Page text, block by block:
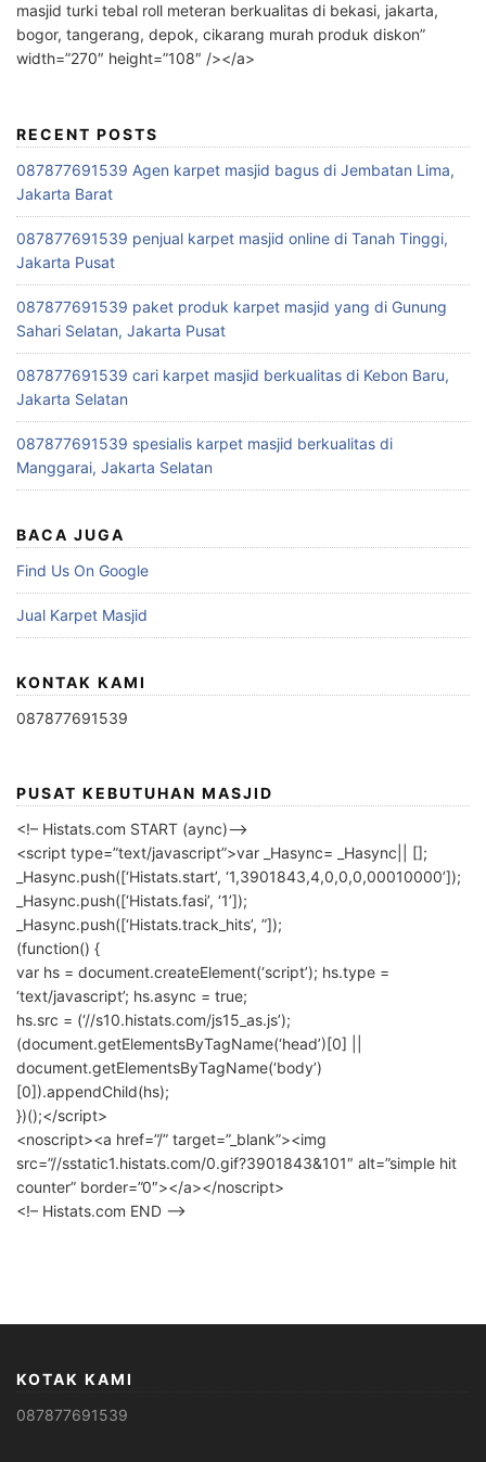
masjid turki tebal roll meteran berkualitas di bekasi, jakarta,
bogor, tangerang, depok, cikarang murah produk diskon”
width=”270″ height=”108″ /></a>
RECENT POSTS
087877691539 Agen karpet masjid bagus di Jembatan Lima,
Jakarta Barat
087877691539 penjual karpet masjid online di Tanah Tinggi,
Jakarta Pusat
087877691539 paket produk karpet masjid yang di Gunung
Sahari Selatan, Jakarta Pusat
087877691539 cari karpet masjid berkualitas di Kebon Baru,
Jakarta Selatan
087877691539 spesialis karpet masjid berkualitas di
Manggarai, Jakarta Selatan
BACA JUGA
Find Us On Google
Jual Karpet Masjid
KONTAK KAMI
087877691539
PUSAT KEBUTUHAN MASJID
<!– Histats.com START (aync)–>
<script type=”text/javascript”>var _Hasync= _Hasync|| [];
_Hasync.push([‘Histats.start’, ‘1,3901843,4,0,0,0,00010000’]);
_Hasync.push([‘Histats.fasi’, ‘1’]);
_Hasync.push([‘Histats.track_hits’, ”]);
(function() {
var hs = document.createElement(‘script’); hs.type =
‘text/javascript’; hs.async = true;
hs.src = (‘//s10.histats.com/js15_as.js’);
(document.getElementsByTagName(‘head’)[0] ||
document.getElementsByTagName(‘body’)
[0]).appendChild(hs);
})();</script>
<noscript><a href=”/” target=”_blank”><img
src=”//sstatic1.histats.com/0.gif?3901843&101″ alt=”simple hit
counter” border=”0″></a></noscript>
<!– Histats.com END –>
KOTAK KAMI
087877691539